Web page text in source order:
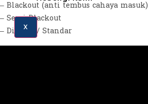
X
– Blackout (anti tembus cahaya masuk)
– Semi Blackout
– Dimout / Standar